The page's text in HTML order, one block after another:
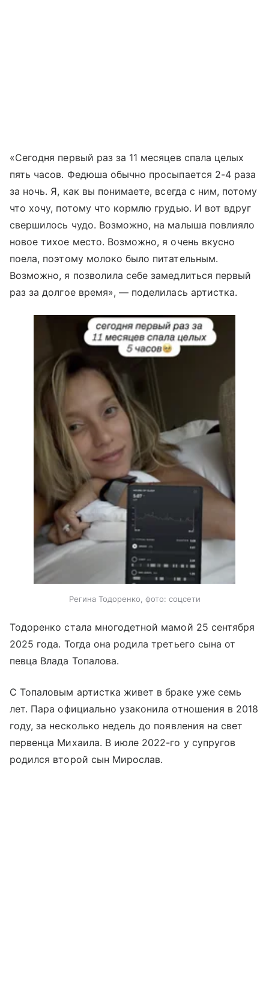
«Сегодня первый раз за 11 месяцев спала целых
пять часов. Федюша обычно просыпается 2-4 раза
за ночь. Я, как вы понимаете, всегда с ним, потому
что хочу, потому что кормлю грудью. И вот вдруг
свершилось чудо. Возможно, на малыша повлияло
новое тихое место. Возможно, я очень вкусно
поела, поэтому молоко было питательным.
Возможно, я позволила себе замедлиться первый
раз за долгое время», — поделилась артистка.
Регина Тодоренко, фото: соцсети
Тодоренко стала многодетной мамой 25 сентября
2025 года. Тогда она родила третьего сына от
певца Влада Топалова.
С Топаловым артистка живет в браке уже семь
лет. Пара официально узаконила отношения в 2018
году, за несколько недель до появления на свет
первенца Михаила. В июле 2022-го у супругов
родился второй сын Мирослав.